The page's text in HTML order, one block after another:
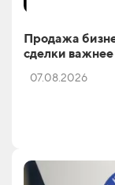
Продажа
сделки
07.08.2026